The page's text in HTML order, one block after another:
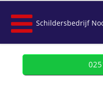
Schildersbedrijf